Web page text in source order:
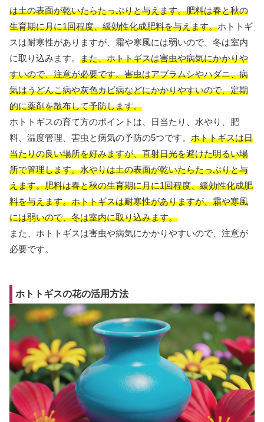
は土の表面が乾いたらたっぷりと与えます。肥料は春と秋の
生育期に月に1回程度、緩効性化成肥料を与えます。ホトトギ
スは耐寒性がありますが、霜や寒風には弱いので、冬は室内
に取り込みます。 また、ホトトギスは害虫や病気にかかりや
すいので、注意が必要です。害虫はアブラムシやハダニ、病
気はうどんこ病や灰色カビ病などにかかりやすいので、定期
的に薬剤を散布して予防します。
ホトトギスの育て方のポイントは、日当たり、水やり、肥
料、温度管理、害虫と病気の予防の5つです。 ホトトギスは日
当たりの良い場所を好みますが、直射日光を避けた明るい場
所で管理します。水やりは土の表面が乾いたらたっぷりと与
えます。肥料は春と秋の生育期に月に1回程度、緩効性化成肥
料を与えます。ホトトギスは耐寒性がありますが、霜や寒風
には弱いので、冬は室内に取り込みます。
また、ホトトギスは害虫や病気にかかりやすいので、注意が
必要です。
ホトトギスの花の活用方法